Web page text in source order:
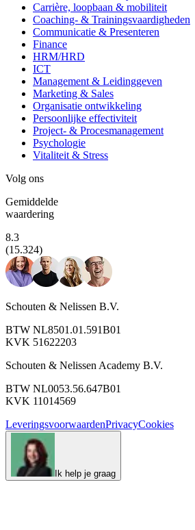
Carrière, loopbaan & mobiliteit
Coaching- & Trainingsvaardigheden
Communicatie & Presenteren
Finance
HRM/HRD
ICT
Management & Leidinggeven
Marketing & Sales
Organisatie ontwikkeling
Persoonlijke effectiviteit
Project- & Procesmanagement
Psychologie
Vitaliteit & Stress
Volg ons
Gemiddelde
waardering
8.3
(15.324)
Schouten & Nelissen B.V.
BTW NL8501.01.591B01
KVK 51622203
Schouten & Nelissen Academy B.V.
BTW NL0053.56.647B01
KVK 11014569
LeveringsvoorwaardenPrivacyCookies
Ik help je graag